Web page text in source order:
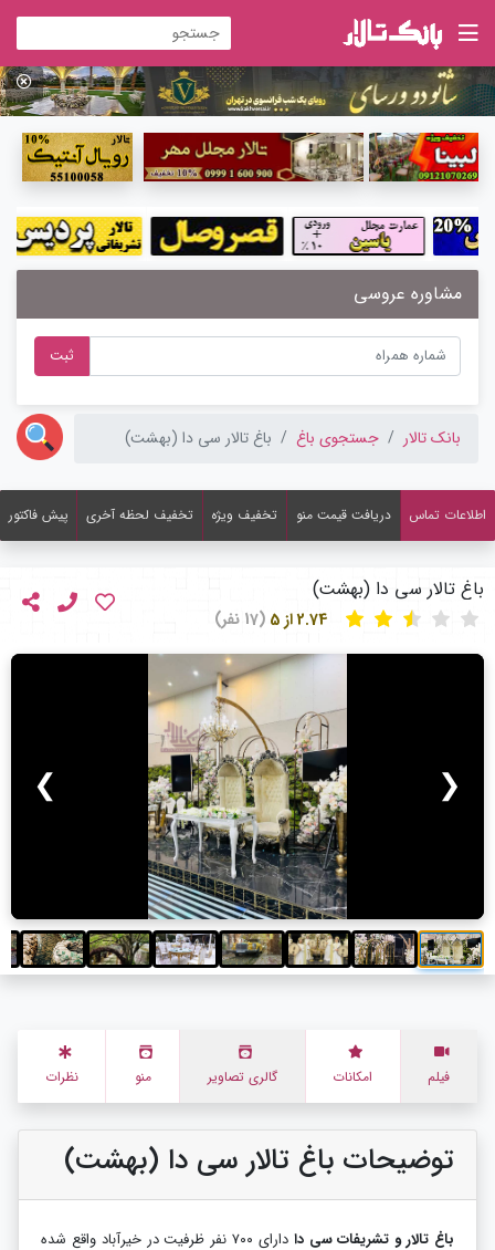
مشاوره عروسی
ثبت
بانک تالار جستجوی باغ باغ تالار سی دا (بهشت)
اطلاعات تماس دریافت قیمت منو تخفیف ویژه تخفیف لحظه آخری پیش فاکتور
باغ تالار سی دا (بهشت)
(17 نفر)
❮
❯
فیلم امکانات گالری تصاویر منو نظرات
توضیحات باغ تالار سی دا (بهشت)
باغ تالار و تشریفات سی دا
دارای ۷۰۰ نفر ظرفیت در خیرآباد واقع شده